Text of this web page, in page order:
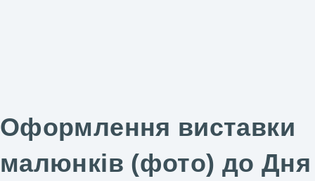
Оформлення виставки
малюнків (фото) до Дня